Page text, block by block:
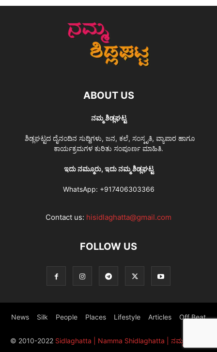
ABOUT US
ನಮ್ಮ ಶಿಡ್ಲಘಟ್ಟ
ಶಿಡ್ಲಘಟ್ಟದ ದೈನಂದಿನ ಸುದ್ದಿಗಳು, ಜನ, ಕಲೆ, ಸಂಸ್ಕೃತಿ, ವ್ಯಾಪಾರ ಹಾಗೂ
ಕಾರ್ಯಕ್ರಮಗಳ ಕುರಿತು ಸಂಪೂರ್ಣ ಮಾಹಿತಿ.
ಇದು ನಮ್ಮೂರು, ಇದು ನಮ್ಮ ಶಿಡ್ಲಘಟ್ಟ
WhatsApp: +917406303366
Contact us: hisidlaghatta@gmail.com
FOLLOW US
News Silk People Places Lifestyle Articles Off Beat
© 2010-2022 Sidlaghatta | Namma Shidlaghatta | ನಮ್ಮ ಶಿಡ್ಲಘಟ್ಟ